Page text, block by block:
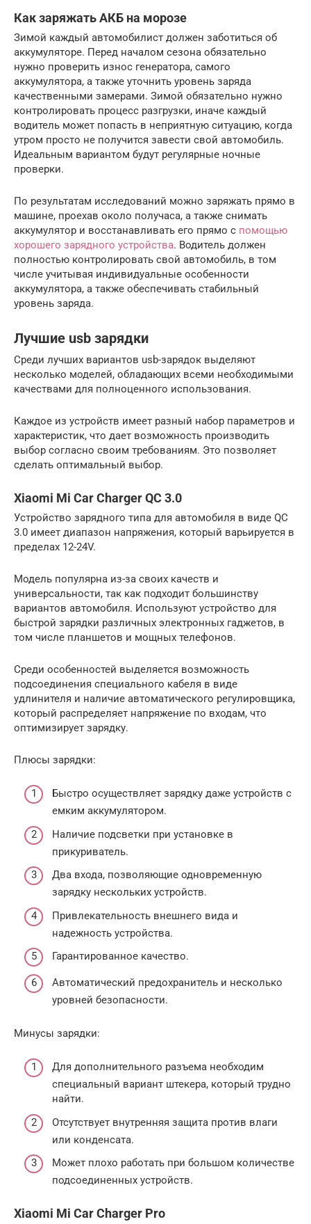
Как заряжать АКБ на морозе
Зимой каждый автомобилист должен заботиться об
аккумуляторе. Перед началом сезона обязательно
нужно проверить износ генератора, самого
аккумулятора, а также уточнить уровень заряда
качественными замерами. Зимой обязательно нужно
контролировать процесс разгрузки, иначе каждый
водитель может попасть в неприятную ситуацию, когда
утром просто не получится завести свой автомобиль.
Идеальным вариантом будут регулярные ночные
проверки.
По результатам исследований можно заряжать прямо в
машине, проехав около получаса, а также снимать
аккумулятор и восстанавливать его прямо с помощью
хорошего зарядного устройства. Водитель должен
полностью контролировать свой автомобиль, в том
числе учитывая индивидуальные особенности
аккумулятора, а также обеспечивать стабильный
уровень заряда.
Лучшие usb зарядки
Среди лучших вариантов usb-зарядок выделяют
несколько моделей, обладающих всеми необходимыми
качествами для полноценного использования.
Каждое из устройств имеет разный набор параметров и
характеристик, что дает возможность производить
выбор согласно своим требованиям. Это позволяет
сделать оптимальный выбор.
Xiaomi Mi Car Charger QC 3.0
Устройство зарядного типа для автомобиля в виде QC
3.0 имеет диапазон напряжения, который варьируется в
пределах 12-24V.
Модель популярна из-за своих качеств и
универсальности, так как подходит большинству
вариантов автомобиля. Используют устройство для
быстрой зарядки различных электронных гаджетов, в
том числе планшетов и мощных телефонов.
Среди особенностей выделяется возможность
подсоединения специального кабеля в виде
удлинителя и наличие автоматического регулировщика,
который распределяет напряжение по входам, что
оптимизирует зарядку.
Плюсы зарядки:
Быстро осуществляет зарядку даже устройств с
емким аккумулятором.
Наличие подсветки при установке в
прикуриватель.
Два входа, позволяющие одновременную
зарядку нескольких устройств.
Привлекательность внешнего вида и
надежность устройства.
Гарантированное качество.
Автоматический предохранитель и несколько
уровней безопасности.
Минусы зарядки:
Для дополнительного разъема необходим
специальный вариант штекера, который трудно
найти.
Отсутствует внутренняя защита против влаги
или конденсата.
Может плохо работать при большом количестве
подсоединенных устройств.
Xiaomi Mi Car Charger Pro